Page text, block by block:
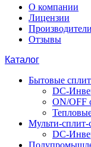
О компании
Лицензии
Производители
Отзывы
Каталог
Бытовые
DC-
ON/OFF
Мульти-сплит-
DC-